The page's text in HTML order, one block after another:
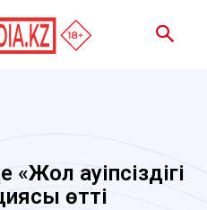
қауіпсіздігі
өтті